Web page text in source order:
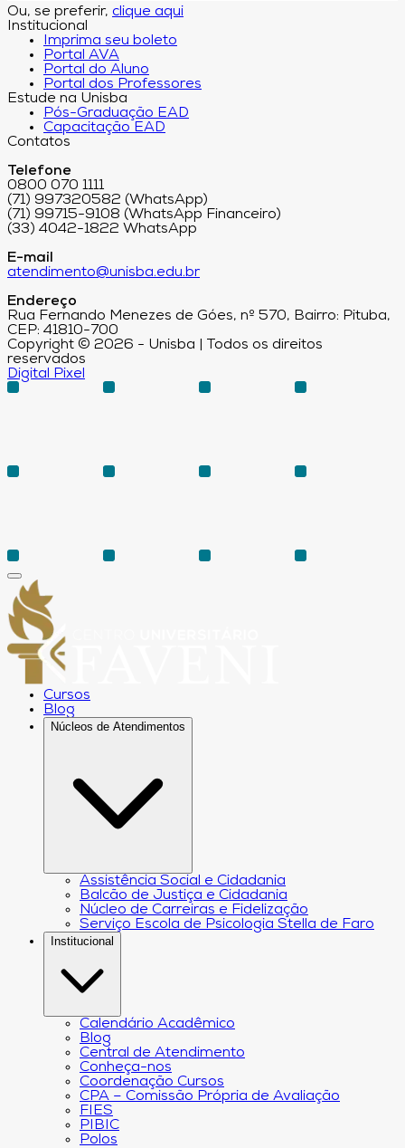
Ou, se preferir, clique aqui
Institucional
Imprima seu boleto
Portal AVA
Portal do Aluno
Portal dos Professores
Estude na Unisba
Pós-Graduação EAD
Capacitação EAD
Contatos
Telefone
0800 070 1111
(71) 997320582 (WhatsApp)
(71) 99715-9108 (WhatsApp Financeiro)
(33) 4042-1822 WhatsApp
E-mail
atendimento@unisba.edu.br
Endereço
Rua Fernando Menezes de Góes, nº 570, Bairro: Pituba,
CEP: 41810-700
Copyright © 2026 - Unisba | Todos os direitos
reservados
Digital Pixel
Cursos
Blog
Núcleos de Atendimentos
Assistência Social e Cidadania
Balcão de Justiça e Cidadania
Núcleo de Carreiras e Fidelização
Serviço Escola de Psicologia Stella de Faro
Institucional
Calendário Acadêmico
Blog
Central de Atendimento
Conheça-nos
Coordenação Cursos
CPA – Comissão Própria de Avaliação
FIES
PIBIC
Polos